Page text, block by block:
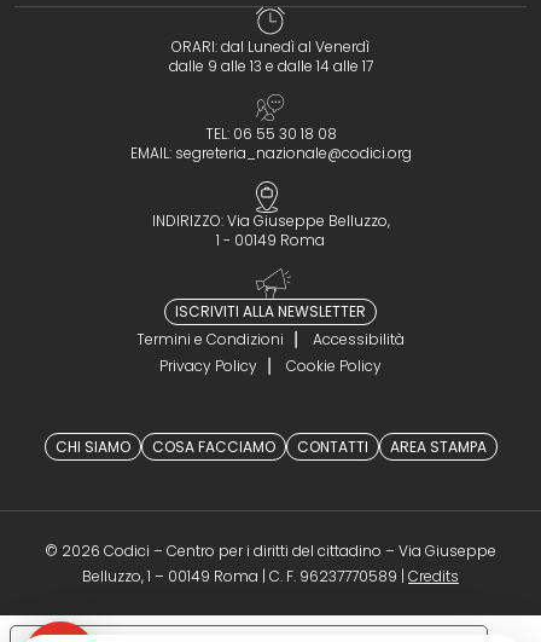
ORARI: dal Lunedì al Venerdì
dalle 9 alle 13 e dalle 14 alle 17
TEL: 06 55 30 18 08
EMAIL: segreteria_nazionale@codici.org
INDIRIZZO: Via Giuseppe Belluzzo,
1 - 00149 Roma
ISCRIVITI ALLA NEWSLETTER
Termini e Condizioni
Accessibilità
Privacy Policy
Cookie Policy
CHI SIAMO COSA FACCIAMO CONTATTI AREA STAMPA
© 2026 Codici – Centro per i diritti del cittadino – Via Giuseppe
Belluzzo, 1 – 00149 Roma | C. F. 96237770589 | Credits